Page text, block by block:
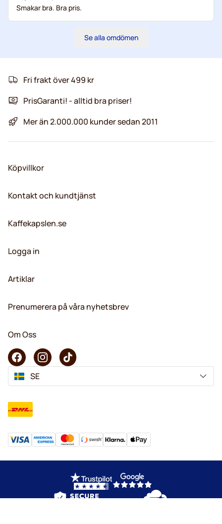
Smakar bra. Bra pris.
Se alla omdömen
Fri frakt över 499 kr
PrisGaranti! - alltid bra priser!
Mer än 2.000.000 kunder sedan 2011
Köpvillkor
Kontakt och kundtjänst
Kaffekapslen.se
Logga in
Artiklar
Prenumerera på våra nyhetsbrev
Om Oss
SE